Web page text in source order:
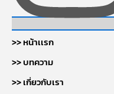
>> หน้าเเรก
>> บทความ
>> เกี่ยวกับเรา